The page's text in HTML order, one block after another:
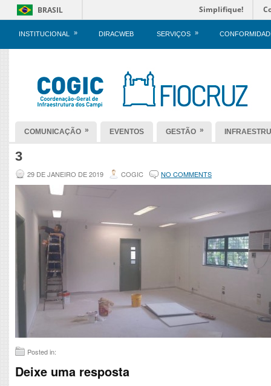
BRASIL Simplifique!
INSTITUCIONAL » DIRACWEB SERVIÇOS »
COMUNICAÇÃO » EVENTOS GESTÃO »
3
29 DE JANEIRO DE 2019 COGIC NO COMMENTS
Posted in:
Deixe uma resposta